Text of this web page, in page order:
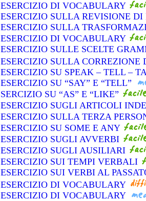
ESERCIZIO DI VOCABULARY
ESERCIZIO SULLA REVISIONE
ESERCIZIO SULLA
ESERCIZIO DI VOCABULARY
ESERCIZIO SULLE SCELTE
ESERCIZIO SULLA
ESERCIZIO SU SPEAK – TELL –
ESERCIZIO SU “SAY” E “TELL”
SERCIZIO SU “AS” E “LIKE”
ESERCIZIO SUGLI ARTICOLI
ESERCIZIO SULLA TERZA
ESERCIZIO SU SOME E ANY
ESERCIZIO SUGLI AVVERBI
ESERCIZIO SUGLI AUSILIARI
ESERCIZIO SUI TEMPI VERBALI
ESERCIZIO SUI VERBI AL
ESERCIZIO DI VOCABULARY
ESERCIZIO DI VOCABULARY